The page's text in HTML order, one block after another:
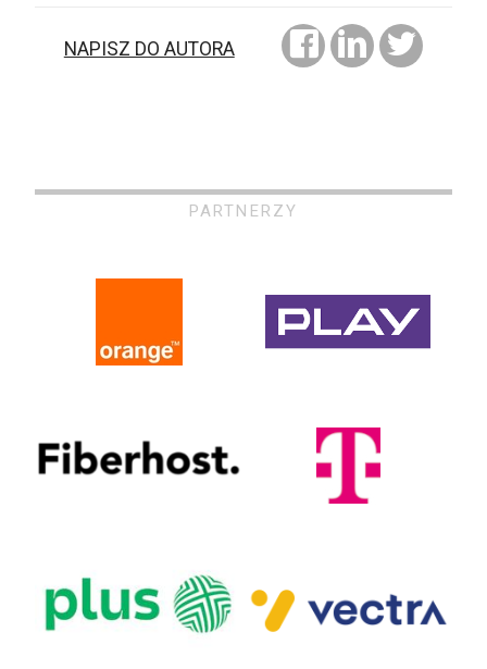
NAPISZ DO AUTORA
PARTNERZY